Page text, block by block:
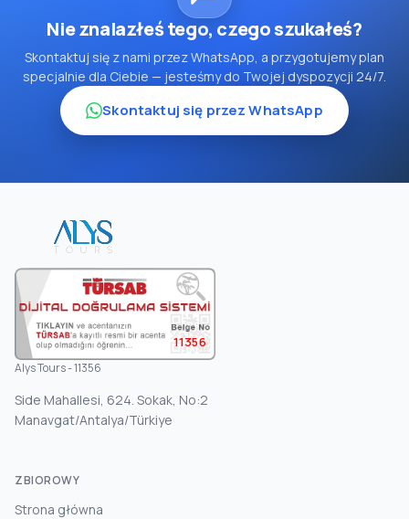
Nie znalazłeś tego, czego szukałeś?
Skontaktuj się z nami przez WhatsApp, a przygotujemy plan
specjalnie dla Ciebie — jesteśmy do Twojej dyspozycji 24/7.
Skontaktuj się przez WhatsApp
11356
Alys Tours - 11356
Side Mahallesi, 624. Sokak, No:2
Manavgat/Antalya/Türkiye
ZBIOROWY
Strona główna